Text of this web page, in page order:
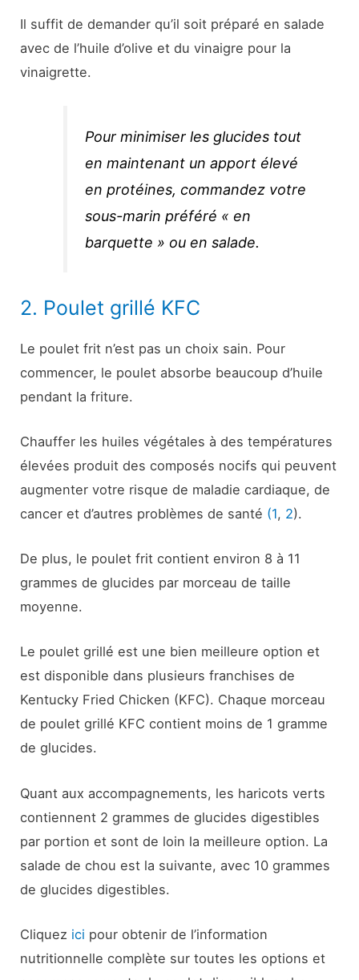
Il suffit de demander qu’il soit préparé en salade
avec de l’huile d’olive et du vinaigre pour la
vinaigrette.
Pour minimiser les glucides tout
en maintenant un apport élevé
en protéines, commandez votre
sous-marin préféré « en
barquette » ou en salade.
2. Poulet grillé KFC
Le poulet frit n’est pas un choix sain. Pour
commencer, le poulet absorbe beaucoup d’huile
pendant la friture.
Chauffer les huiles végétales à des températures
élevées produit des composés nocifs qui peuvent
augmenter votre risque de maladie cardiaque, de
cancer et d’autres problèmes de santé (1, 2).
De plus, le poulet frit contient environ 8 à 11
grammes de glucides par morceau de taille
moyenne.
Le poulet grillé est une bien meilleure option et
est disponible dans plusieurs franchises de
Kentucky Fried Chicken (KFC). Chaque morceau
de poulet grillé KFC contient moins de 1 gramme
de glucides.
Quant aux accompagnements, les haricots verts
contiennent 2 grammes de glucides digestibles
par portion et sont de loin la meilleure option. La
salade de chou est la suivante, avec 10 grammes
de glucides digestibles.
Cliquez ici pour obtenir de l’information
nutritionnelle complète sur toutes les options et